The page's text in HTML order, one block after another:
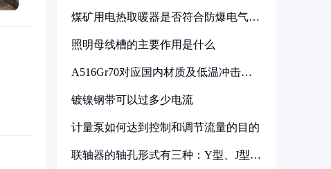
煤矿用电热取暖器是否符合防爆电气设
照明母线槽的主要作用是什么
A516Gr70对应国内材质及低温冲击要
镀镍钢带可以过多少电流
计量泵如何达到控制和调节流量的目的
联轴器的轴孔形式有三种：Y型、J型、